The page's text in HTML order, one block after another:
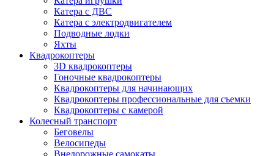
Катера с ДВС
Катера с электродвигателем
Подводные лодки
Яхты
Квадрокоптеры
3D квадрокоптеры
Гоночные квадрокоптеры
Квадрокоптеры для начинающих
Квадрокоптеры профессиональные для съемки
Квадрокоптеры с камерой
Колесный транспорт
Беговелы
Велосипеды
Внедорожные самокаты